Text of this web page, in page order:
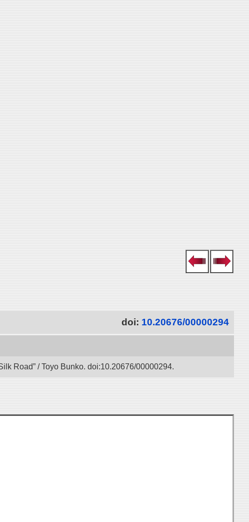
doi: 10.20676/00000294
Road” / Toyo Bunko. doi:10.20676/00000294.